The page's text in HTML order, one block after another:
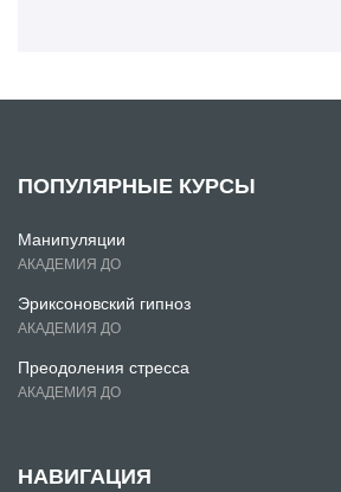
ПОПУЛЯРНЫЕ КУРСЫ
Манипуляции
АКАДЕМИЯ ДО
Эриксоновский гипноз
АКАДЕМИЯ ДО
Преодоления стресса
АКАДЕМИЯ ДО
НАВИГАЦИЯ